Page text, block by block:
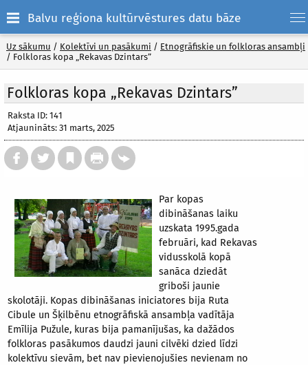
Balvu reģiona kultūrvēstures datu bāze
Uz sākumu / Kolektīvi un pasākumi / Etnogrāfiskie un folkloras ansambļi
/ Folkloras kopa „Rekavas Dzintars”
Folkloras kopa „Rekavas Dzintars”
Raksta ID: 141
Atjaunināts: 31 marts, 2025
Par kopas
dibināšanas laiku
uzskata 1995.gada
februāri, kad Rekavas
vidusskolā kopā
sanāca dziedāt
griboši jaunie
skolotāji. Kopas dibināšanas iniciatores bija Ruta
Cibule un Šķilbēnu etnogrāfiskā ansambļa vadītāja
Emīlija Pužule, kuras bija pamanījušas, ka dažādos
folkloras pasākumos daudzi jauni cilvēki dzied līdzi
kolektīvu sievām, bet nav pievienojušies nevienam no